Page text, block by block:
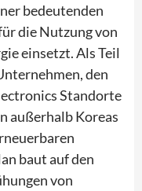
bedeutenden
die Nutzung von
einsetzt. Als Teil
den
Standorte
außerhalb Koreas
baut auf den
von